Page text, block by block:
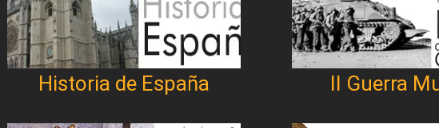
Historia de España II Guerra